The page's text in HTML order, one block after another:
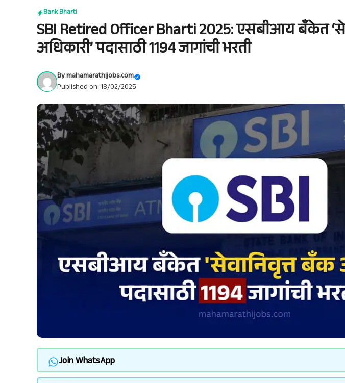
Bank Bharti
SBI Retired Officer Bharti 2025: एसबीआय बँकेत
अधिकारी’ पदासाठी 1194 जागांची भरती
Bymahamarathijobs.com
Published on: 18/02/2025
Join WhatsApp